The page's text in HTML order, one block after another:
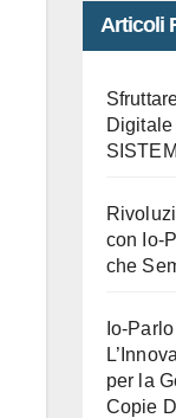
Articoli
con Io-
che
Io-
per la
Copie